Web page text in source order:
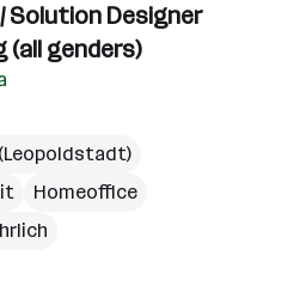
Solution Designer
(all genders)
(Leopoldstadt)
Homeoffice